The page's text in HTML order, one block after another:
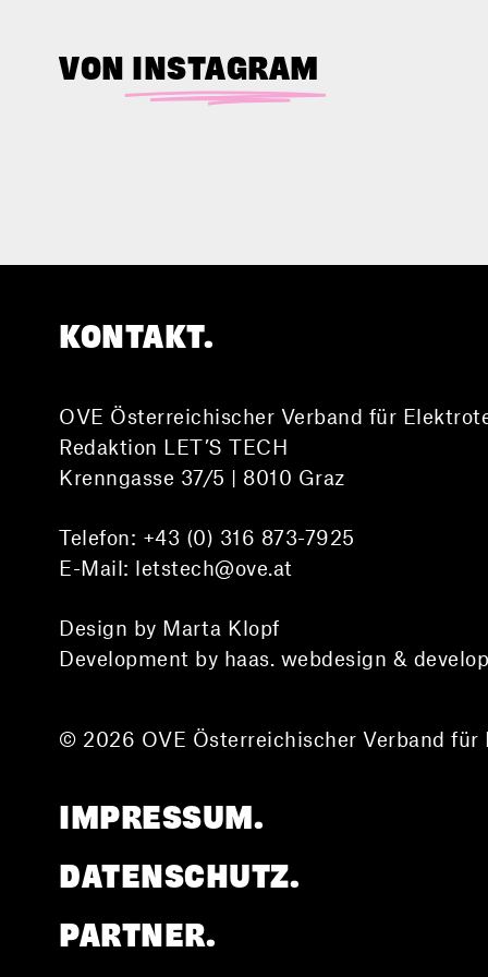
VON INSTAGRAM
KONTAKT.
OVE Österreichischer Verband für
Redaktion LET’S TECH
Krenngasse 37/5 | 8010 Graz
Telefon: +43 (0) 316 873-7925
E-Mail: letstech@ove.at
Design by Marta Klopf
Development by haas. webdesign &
© 2026 OVE Österreichischer Verband für
IMPRESSUM.
DATENSCHUTZ.
PARTNER.